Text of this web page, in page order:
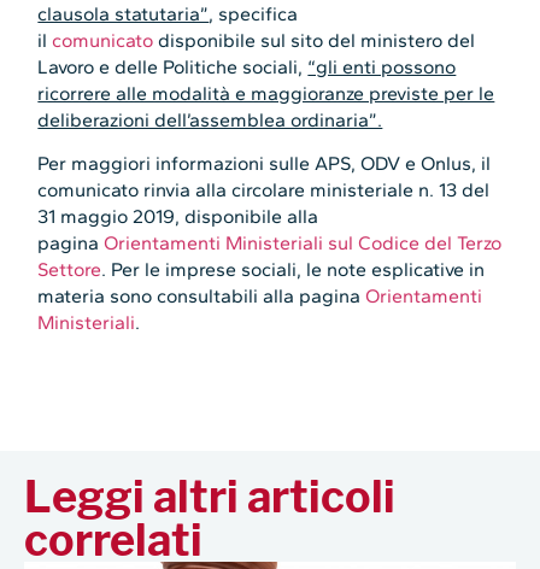
clausola statutaria”, specifica
ilcomunicato disponibile sul sito del ministero del
Lavoro e delle Politiche sociali, “gli enti possono
ricorrere alle modalità e maggioranze previste per le
deliberazioni dell’assemblea ordinaria”.
Per maggiori informazioni sulle APS, ODV e Onlus, il
comunicato rinvia alla circolare ministeriale n. 13 del
31 maggio 2019, disponibile alla
paginaOrientamenti Ministeriali sul Codice del Terzo
Settore. Per le imprese sociali, le note esplicative in
materia sono consultabili alla paginaOrientamenti
Ministeriali.
Leggi altri articoli
correlati